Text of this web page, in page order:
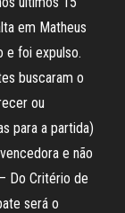
em Matheus
e foi expulso.
buscaram o
ou
para a partida)
e não
Do Critério de
será o